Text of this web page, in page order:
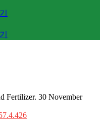
Fertilizer. 30 November